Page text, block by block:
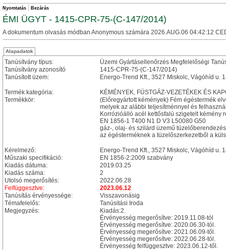
Nyomtatás Bezárás
ÉMI ÜGYT - 1415-CPR-75-(C-147/2014)
A dokumentum olvasás módban Anonymous számára 2026.AUG.06 04:42:12
Alapadatok
Tanúsítvány típus:
Üzemi Gyártásellenőrzés Megfelelőségi
Tanúsítvány azonosító
1415-CPR-75-(C-147/2014)
Tanúsított üzem:
Energo-Trend Kft., 3527 Miskolc, Vágóhíd u.
Termék kategória:
KÉMÉNYEK, FÜSTGÁZ-VEZETÉKEK ÉS
Termékkör:
(Előregyártott kémények) Fém égéstermék
melyek az alábbi teljesítménnyel és
Korrózióálló acél kettősfalú szigetelt kémény
EN 1856-1 T400 N1 D V3 L50080 G50
gáz-, olaj- és szilárd üzemű
az égésterméknek a tüzelőszerkezetből a
Kérelmező:
Energo-Trend Kft., 3527 Miskolc, Vágóhíd u.
Műszaki specifikáció:
EN 1856-2:2009 szabvány
Kiadás dátuma:
2019.03.25
Kiadás száma:
2
Utolsó megerősítés:
2022.06.28
Felfüggesztve:
2023.06.12
Tanúsítás érvényessége:
Visszavonásig
Témafelelős:
Tanúsitási Iroda
Megjegyzés:
Kiadás:2.
Érvényesség megerősítve: 2019.11.08-tól
Érvényesség megerősítve: 2020.06.30-tól.
Érvényesség megerősítve: 2021.06.09-től.
Érvényesség megerősítve: 2022.06.28-tól.
Érvényesség felfüggesztve: 2023.06.12-től.